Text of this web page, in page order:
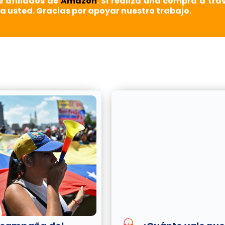
usted. Gracias por apoyar nuestro trabajo.